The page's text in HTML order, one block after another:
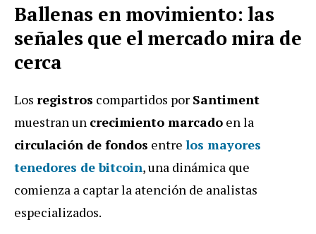
Ballenas en movimiento: las
señales que el mercado mira de
cerca
Los registros compartidos por Santiment
muestran un crecimiento marcado en la
circulación de fondos entre los mayores
tenedores de bitcoin, una dinámica que
comienza a captar la atención de analistas
especializados.